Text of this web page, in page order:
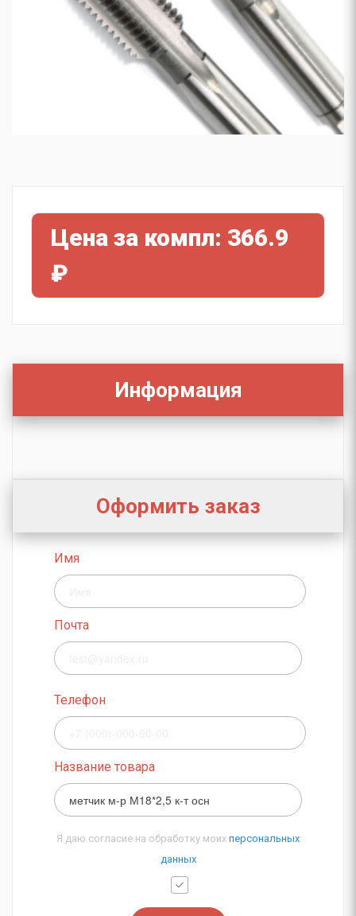
Цена за компл: 366.9
₽
Информация
Оформить заказ
Имя
Почта
Телефон
Название товара
Я даю согласие на обработку моих персональных
данных